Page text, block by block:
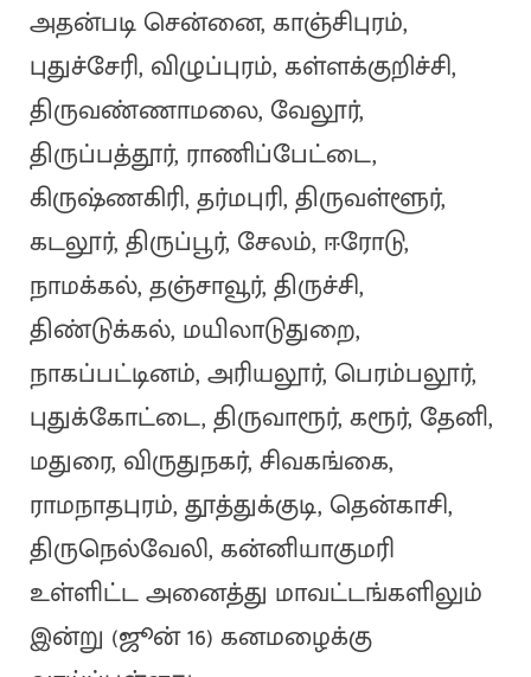
அதன்படி சென்னை, காஞ்சிபுரம்,
புதுச்சேரி, விழுப்புரம், கள்ளக்குறிச்சி,
திருவண்ணாமலை, வேலூர்,
திருப்பத்தூர், ராணிப்பேட்டை,
கிருஷ்ணகிரி, தர்மபுரி, திருவள்ளூர்,
கடலூர், திருப்பூர், சேலம், ஈரோடு,
நாமக்கல், தஞ்சாவூர், திருச்சி,
திண்டுக்கல், மயிலாடுதுறை,
நாகப்பட்டினம், அரியலூர், பெரம்பலூர்,
புதுக்கோட்டை, திருவாரூர், கரூர், தேனி,
மதுரை, விருதுநகர், சிவகங்கை,
ராமநாதபுரம், தூத்துக்குடி, தென்காசி,
திருநெல்வேலி, கன்னியாகுமரி
உள்ளிட்ட அனைத்து மாவட்டங்களிலும்
இன்று (ஜூன் 16) கனமழைக்கு